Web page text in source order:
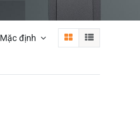
Mặc định